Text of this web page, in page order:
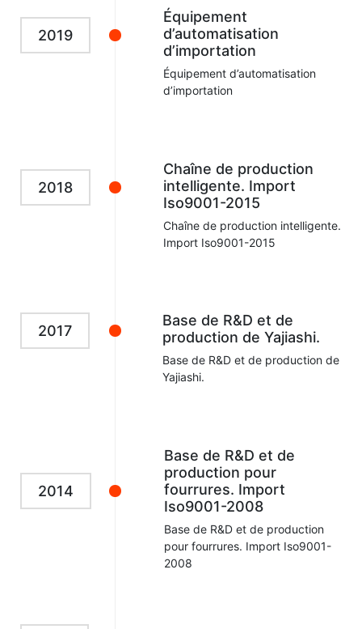
2019
Équipement
d’automatisation
d’importation
Équipement d’automatisation
d’importation
2018
Chaîne de production
intelligente. Import
Iso9001-2015
Chaîne de production intelligente.
Import Iso9001-2015
2017
Base de R&D et de
production de Yajiashi.
Base de R&D et de production de
Yajiashi.
2014
Base de R&D et de
production pour
fourrures. Import
Iso9001-2008
Base de R&D et de production
pour fourrures. Import Iso9001-
2008